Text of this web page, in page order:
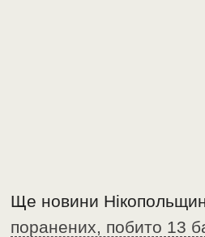
Ще новини
поранених, побито 13